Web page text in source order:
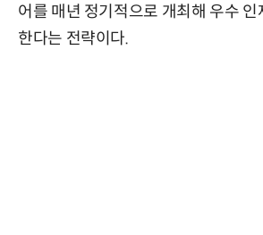
어를 매년 정기적으로 개최해 우수
한다는 전략이다.